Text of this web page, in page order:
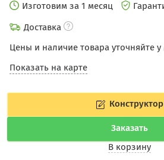
Изготовим за 1 месяц
Доставка
Цены и наличие товара уточняйте
Показать на карте
Конструктор
Заказать
В корзину